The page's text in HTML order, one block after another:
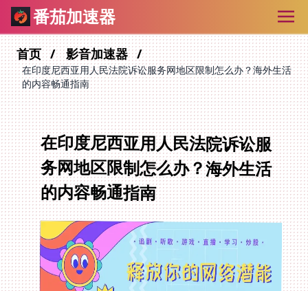
番茄加速器
首页 影音加速器
在印度尼西亚用人民法院诉讼服务网地区限制怎么办？海外生活
的内容畅通指南
在印度尼西亚用人民法院诉讼服
务网地区限制怎么办？海外生活
的内容畅通指南